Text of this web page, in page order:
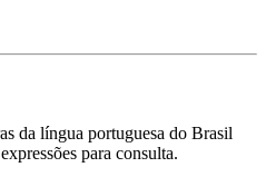
da língua portuguesa do Brasil
para consulta.